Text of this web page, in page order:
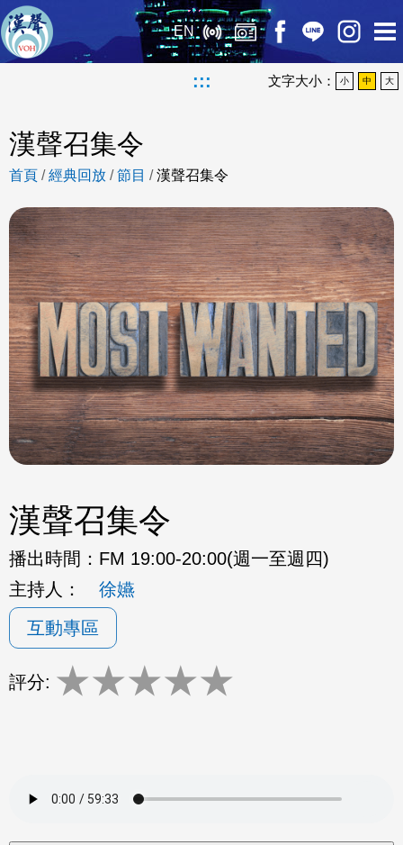
EN
::: 文字大小： 小 中 大
漢聲召集令
首頁 /經典回放 /節目 /漢聲召集令
漢聲召集令
播出時間： FM 19:00-20:00(週一至週四)
主持人：
徐嬿
互動專區
評分: ★★★★★